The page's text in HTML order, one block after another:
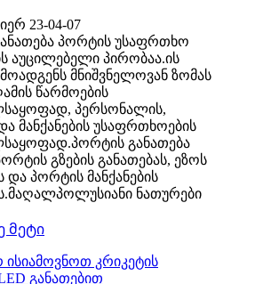
23-04-07
პორტის უსაფრთხო
აუცილებელი პირობაა.ის
მნიშვნელოვან ზომას
წარმოების
პერსონალის,
მანქანების უსაფრთხოების
განათება
გზების განათებას, ეზოს
და პორტის მანქანების
ნათურები
მეტი